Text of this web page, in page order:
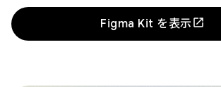
Figma Kit を表示